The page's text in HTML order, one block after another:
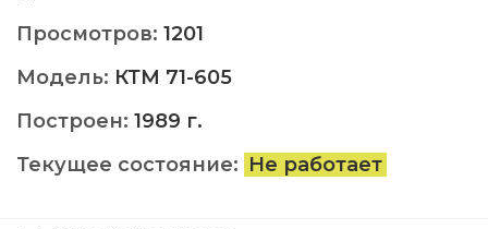
Просмотров: 1201
Модель: КТМ 71-605
Построен: 1989 г.
Текущее состояние: Не работает